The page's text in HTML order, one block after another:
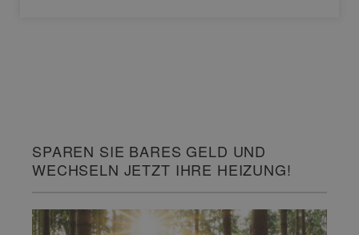
SPAREN SIE BARES GELD UND
WECHSELN JETZT IHRE HEIZUNG!